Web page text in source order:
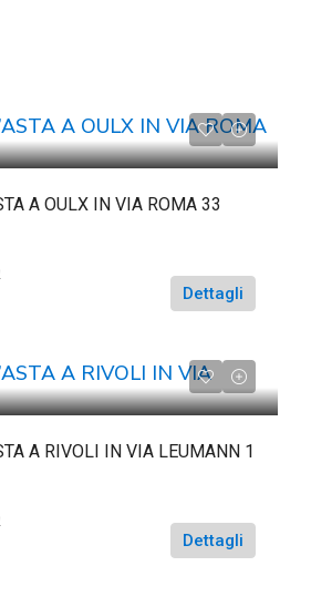
A OULX IN VIA ROMA 33
Dettagli
A RIVOLI IN VIA LEUMANN 1
Dettagli